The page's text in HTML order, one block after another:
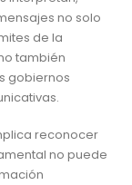
no solo
de la
también
gobiernos
reconocer
no puede